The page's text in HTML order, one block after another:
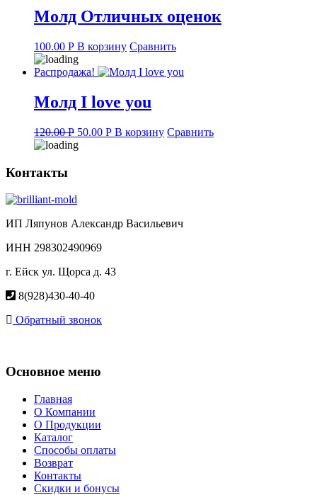
Молд Отличных оценок
100.00 Р В корзину Сравнить
Распродажа!
Молд I love you
120.00Р Original
price
50.00 РCurrent
В корзину Сравнить
Контакты
ИП Ляпунов Александр Васильевич
ИНН 298302490969
г. Ейск ул. Щорса д. 43
8(928)430-40-40
Обратный звонок
Основное меню
Главная
О Компании
О Продукции
Каталог
Способы оплаты
Возврат
Контакты
Скидки и бонусы